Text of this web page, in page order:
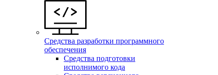
Средства разработки программного
обеспечения
Средства подготовки
исполнимого кода